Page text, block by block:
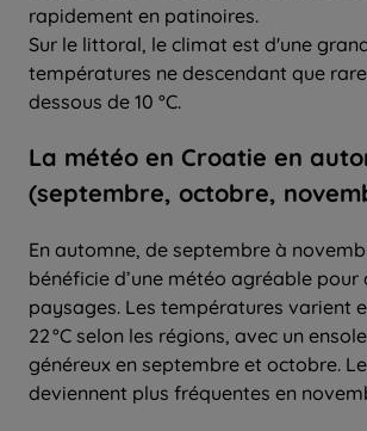
rapidement en patinoires.
Sur le littoral, le climat est d'une
températures ne descendant que
dessous de 10 °C.
La météo en Croatie en
(septembre, octobre,
En automne, de septembre à
bénéficie d’une météo agréable pour
paysages. Les températures varient
22 °C selon les régions, avec un
généreux en septembre et octobre.
deviennent plus fréquentes en